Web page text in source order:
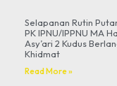
Selapanan Rutin
PK IPNU/IPPNU MA
Asy’ari 2 Kudus
Khidmat
Read More »